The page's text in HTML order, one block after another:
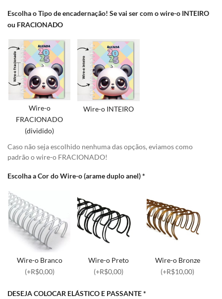
Escolha o Tipo de encadernação! Se vai ser com o wire-o INTEIRO
ou FRACIONADO
Wire-o
FRACIONADO
(dividido)
Wire-o INTEIRO
Caso não seja escolhido nenhuma das opçãos, eviamos como
padrão o wire-o FRACIONADO!
Escolha a Cor do Wire-o (arame duplo anel)*
Wire-o Branco
(+R$0,00)
Wire-o Preto
(+R$0,00)
Wire-o Bronze
(+R$10,00)
DESEJA COLOCAR ELÁSTICO E PASSANTE*